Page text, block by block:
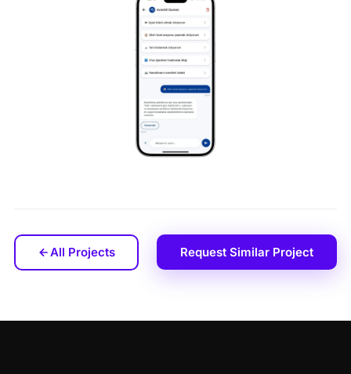
All Projects Request Similar Project